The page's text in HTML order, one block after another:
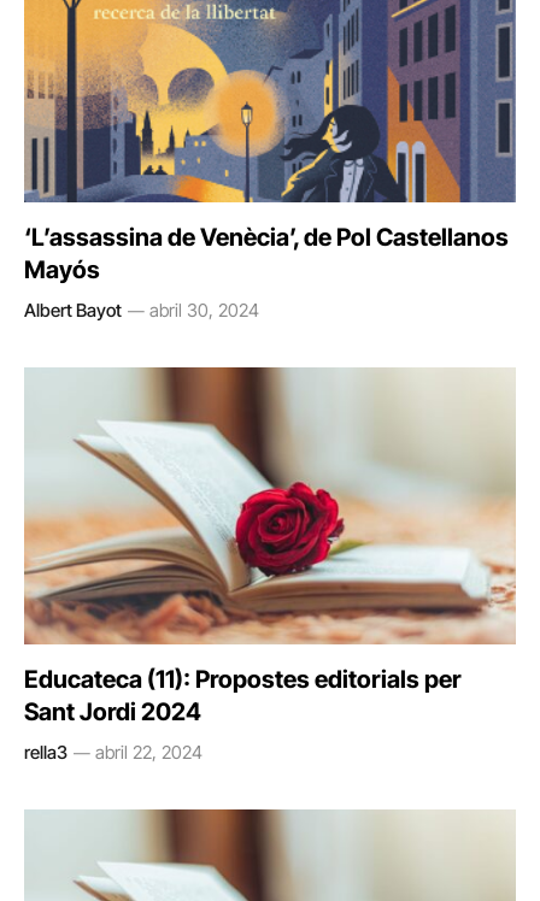
‘L’assassina de Venècia’, de Pol Castellanos
Mayós
Albert Bayot abril 30, 2024
Educateca (11): Propostes editorials per
Sant Jordi 2024
rella3 abril 22, 2024